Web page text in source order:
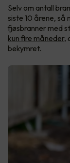
Selv om antall
siste 10 årene, så
fjøsbranner med
kun fire måneder,
bekymret.